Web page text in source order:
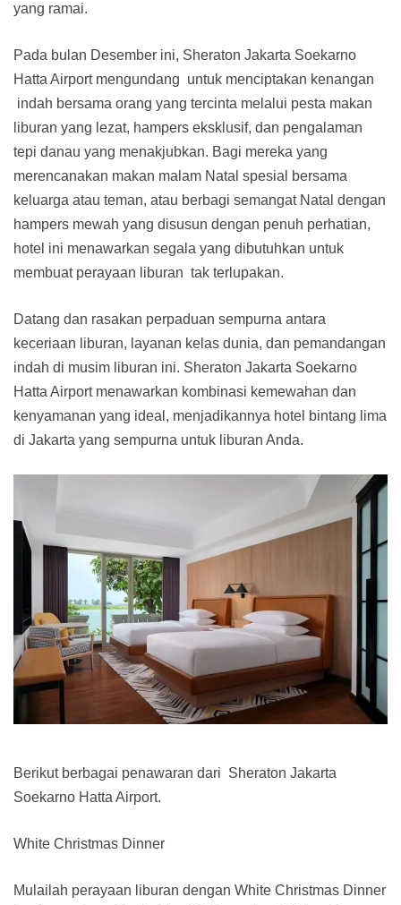
yang ramai.
Pada bulan Desember ini, Sheraton Jakarta Soekarno
Hatta Airport mengundang untuk menciptakan kenangan
indah bersama orang yang tercinta melalui pesta makan
liburan yang lezat, hampers eksklusif, dan pengalaman
tepi danau yang menakjubkan. Bagi mereka yang
merencanakan makan malam Natal spesial bersama
keluarga atau teman, atau berbagi semangat Natal dengan
hampers mewah yang disusun dengan penuh perhatian,
hotel ini menawarkan segala yang dibutuhkan untuk
membuat perayaan liburan tak terlupakan.
Datang dan rasakan perpaduan sempurna antara
keceriaan liburan, layanan kelas dunia, dan pemandangan
indah di musim liburan ini. Sheraton Jakarta Soekarno
Hatta Airport menawarkan kombinasi kemewahan dan
kenyamanan yang ideal, menjadikannya hotel bintang lima
di Jakarta yang sempurna untuk liburan Anda.
Berikut berbagai penawaran dari Sheraton Jakarta
Soekarno Hatta Airport.
White Christmas Dinner
Mulailah perayaan liburan dengan White Christmas Dinner